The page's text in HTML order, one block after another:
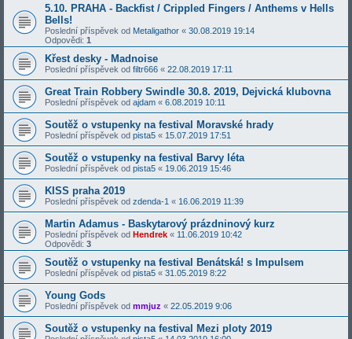
5.10. PRAHA - Backfist / Crippled Fingers / Anthems v Hells
Bells!
Poslední příspěvek od Metaligathor « 30.08.2019 19:14
Odpovědi: 1
Křest desky - Madnoise
Poslední příspěvek od filtr666 « 22.08.2019 17:11
Great Train Robbery Swindle 30.8. 2019, Dejvická klubovna
Poslední příspěvek od ajdam « 6.08.2019 10:11
Soutěž o vstupenky na festival Moravské hrady
Poslední příspěvek od pista5 « 15.07.2019 17:51
Soutěž o vstupenky na festival Barvy léta
Poslední příspěvek od pista5 « 19.06.2019 15:46
KISS praha 2019
Poslední příspěvek od zdenda-1 « 16.06.2019 11:39
Martin Adamus - Baskytarový prázdninový kurz
Poslední příspěvek od Hendrek « 11.06.2019 10:42
Odpovědi: 3
Soutěž o vstupenky na festival Benátská! s Impulsem
Poslední příspěvek od pista5 « 31.05.2019 8:22
Young Gods
Poslední příspěvek od mmjuz « 22.05.2019 9:06
Soutěž o vstupenky na festival Mezi ploty 2019